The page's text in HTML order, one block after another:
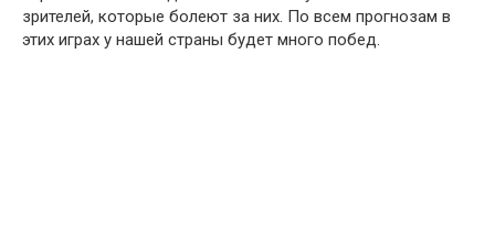
зрителей, которые болеют за них. По всем прогнозам в
этих играх у нашей страны будет много побед.